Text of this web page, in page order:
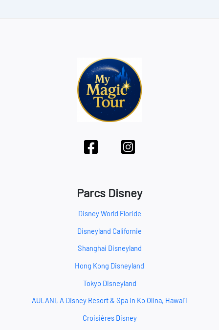
Parcs Disney
Disney World Floride
Disneyland Californie
Shanghai Disneyland
Hong Kong Disneyland
Tokyo Disneyland
AULANI, A Disney Resort & Spa in Ko Olina, Hawai‘i
Croisières Disney